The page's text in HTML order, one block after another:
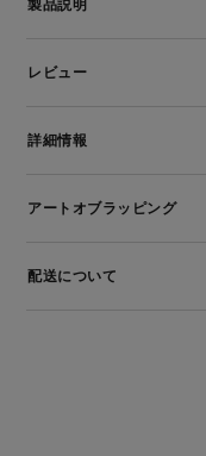
製品説明
レビュー
詳細情報
アートオブラッピング
配送について